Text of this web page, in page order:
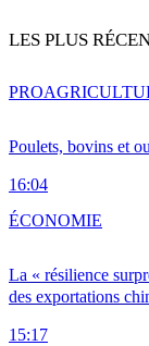
LES PLUS
Poulets, bovins et
16:04
PRO
La « résilience
des exportations
15:17
ÉCONOMIE